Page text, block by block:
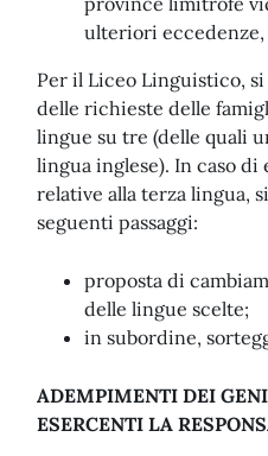
ulteriori
Per il Liceo Linguistico,
delle richieste delle
lingue su tre (delle quali
lingua inglese). In caso
relative alla terza lingua,
seguenti passaggi:
proposta di
delle lingue scelte;
in subordine,
ADEMPIMENTI DEI
ESERCENTI LA